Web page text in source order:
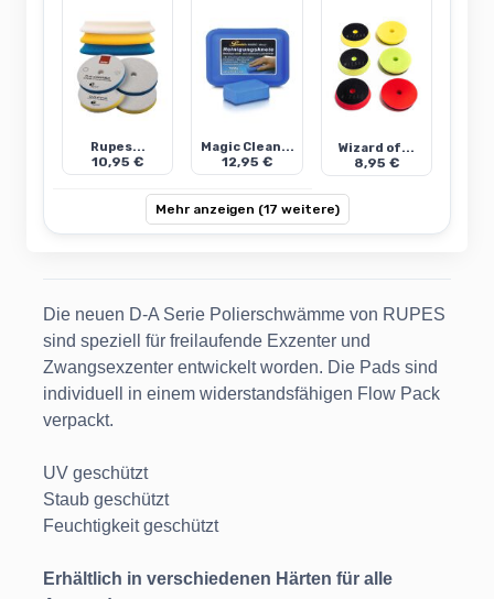
Rupes...
10,95 €
Magic Clean...
12,95 €
Wizard of...
8,95 €
Mehr anzeigen (17 weitere)
Die neuen D-A Serie Polierschwämme von RUPES
sind speziell für freilaufende Exzenter und
Zwangsexzenter entwickelt worden. Die Pads sind
individuell in einem widerstandsfähigen Flow Pack
verpackt.
UV geschützt
Staub geschützt
Feuchtigkeit geschützt
Erhältlich in verschiedenen Härten für alle